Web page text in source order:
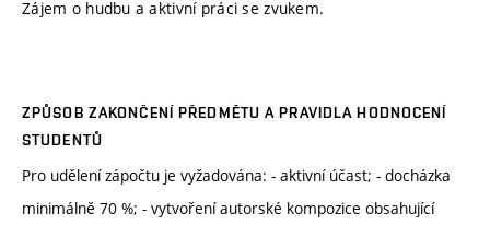
Zájem o hudbu a aktivní práci se zvukem.
ZPŮSOB ZAKONČENÍ PŘEDMĚTU A PRAVIDLA HODNOCENÍ
STUDENTŮ
Pro udělení zápočtu je vyžadována: - aktivní účast; - docházka
minimálně 70 %; - vytvoření autorské kompozice obsahující